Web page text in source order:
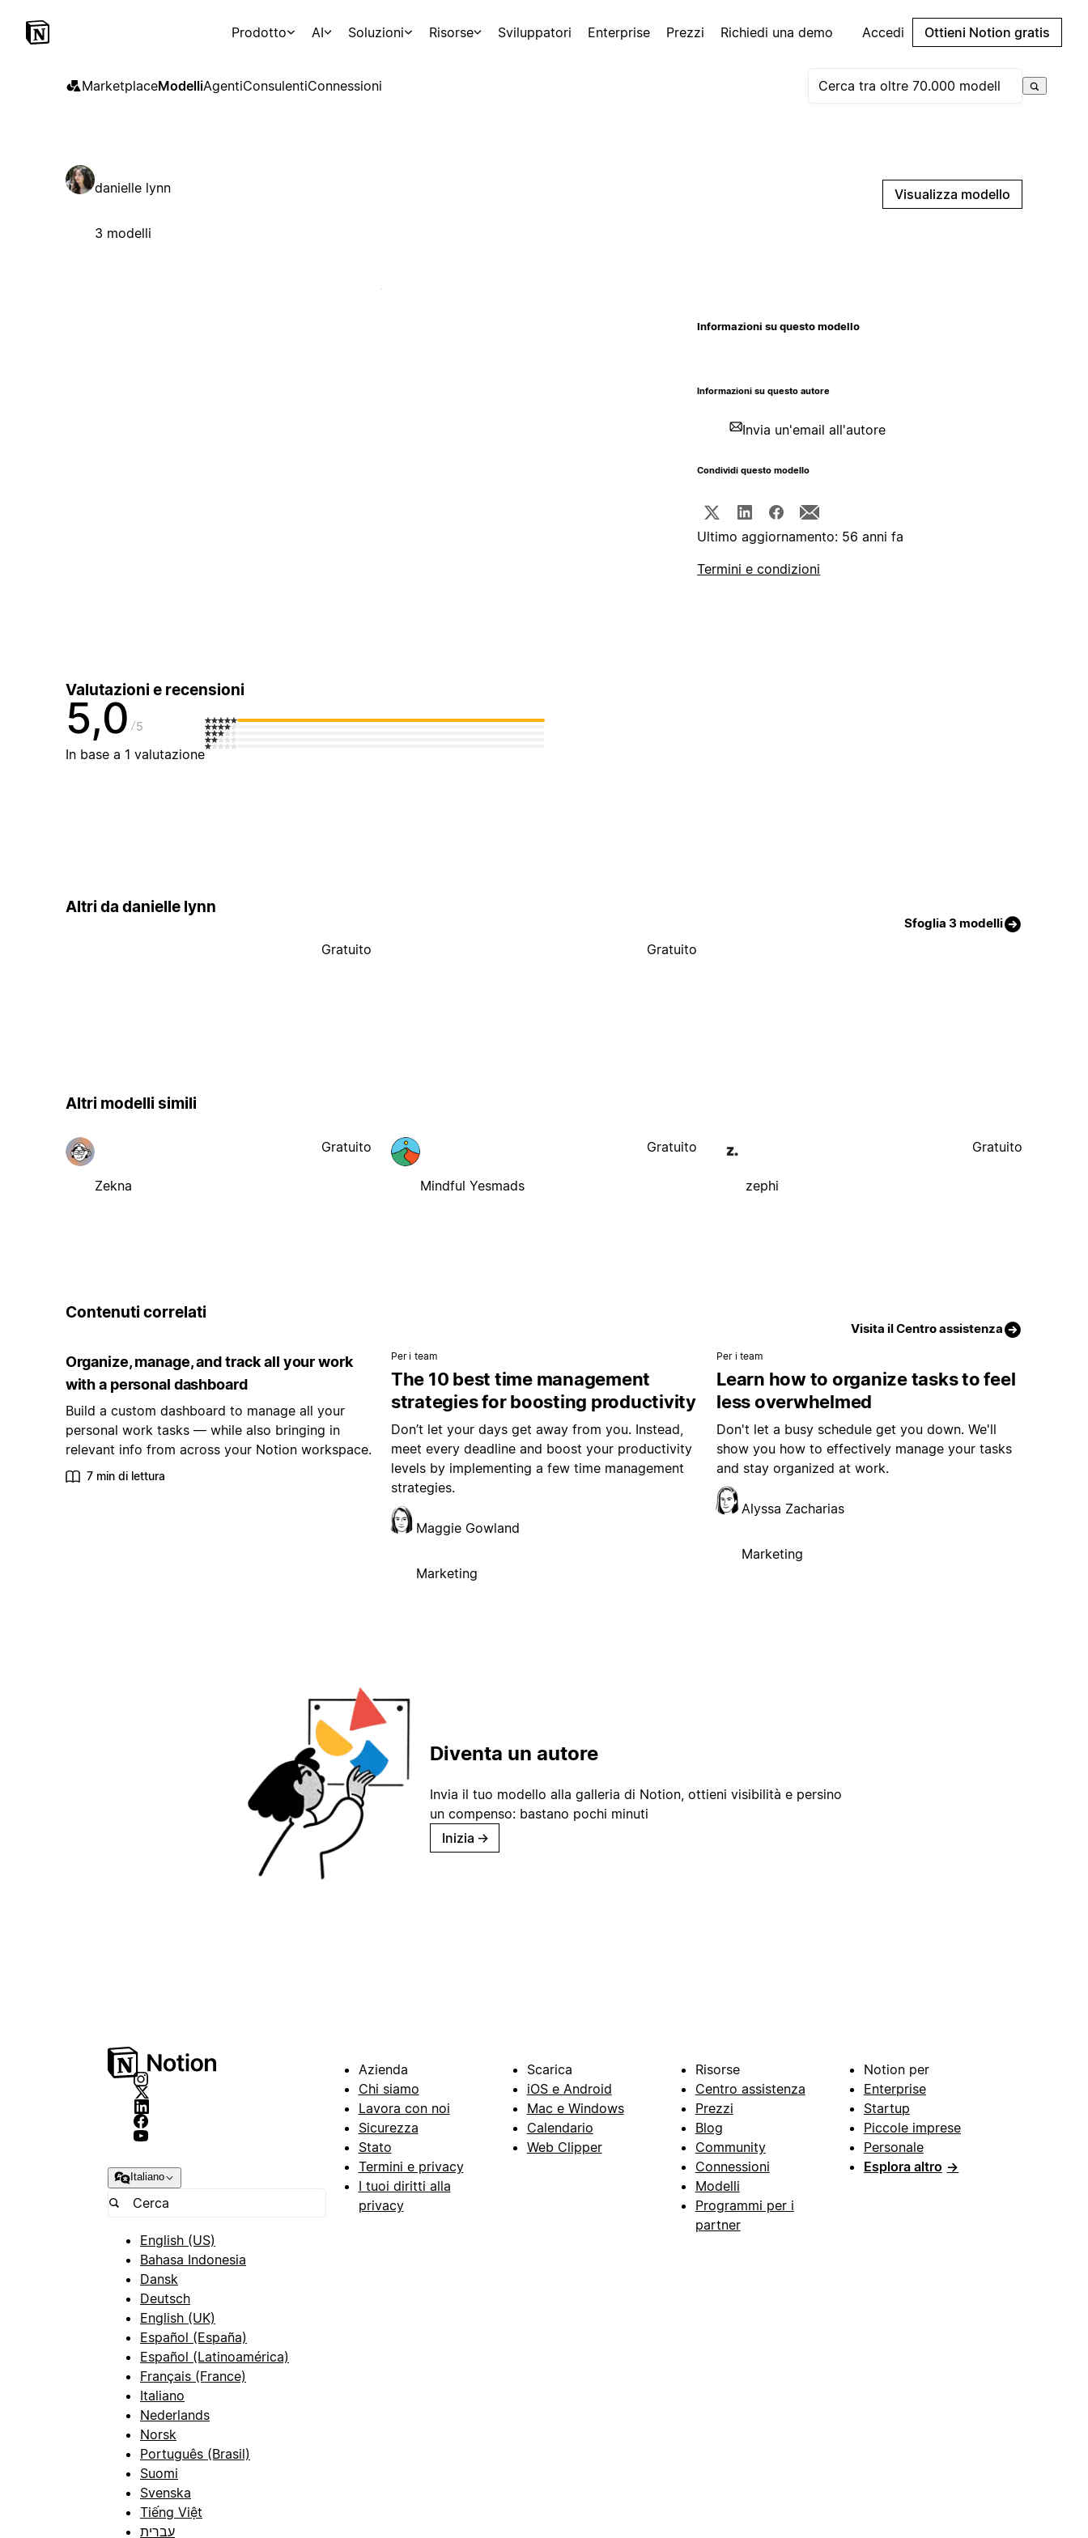
Prodotto AI Soluzioni Risorse Sviluppatori Enterprise Prezzi Richiedi una demo Accedi Ottieni Notion gratis
MarketplaceModelliAgentiConsulentiConnessioni
danielle lynn
3 modelli
Visualizza modello
Informazioni su questo modello
Informazioni su questo autore
Invia un'email all'autore
Condividi questo modello
Ultimo aggiornamento: 56 anni fa
Termini e condizioni
Valutazioni e recensioni
5,0 5
In base a 1 valutazione
Altri da danielle lynn
Sfoglia 3 modelli
Gratuito Gratuito
Altri modelli simili
Zekna
Gratuito
Mindful Yesmads
Gratuito
zephi
Gratuito
Contenuti correlati
Visita il Centro assistenza
Organize, manage, and track all your work
with a personal dashboard
Build a custom dashboard to manage all your
personal work tasks — while also bringing in
relevant info from across your Notion workspace.
7 min di lettura
Per i team
The 10 best time management
strategies for boosting productivity
Don’t let your days get away from you. Instead,
meet every deadline and boost your productivity
levels by implementing a few time management
strategies.
Maggie Gowland
Marketing
Per i team
Learn how to organize tasks to feel
less overwhelmed
Don't let a busy schedule get you down. We'll
show you how to effectively manage your tasks
and stay organized at work.
Alyssa Zacharias
Marketing
Diventa un autore
Invia il tuo modello alla galleria di Notion, ottieni visibilità e persino
un compenso: bastano pochi minuti
Inizia →
Italiano
English (US)
Bahasa Indonesia
Dansk
Deutsch
English (UK)
Español (España)
Español (Latinoamérica)
Français (France)
Italiano
Nederlands
Norsk
Português (Brasil)
Suomi
Svenska
Tiếng Việt
עברית
Azienda
Chi siamo
Lavora con noi
Sicurezza
Stato
Termini e privacy
I tuoi diritti alla
privacy
Scarica
iOS e Android
Mac e Windows
Calendario
Web Clipper
Risorse
Centro assistenza
Prezzi
Blog
Community
Connessioni
Modelli
Programmi per i
partner
Notion per
Enterprise
Startup
Piccole imprese
Personale
Esplora altro →